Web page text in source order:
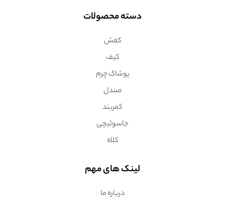
دسته محصولات
کفش
کیف
پوشاک چرم
صندل
کمربند
جاسوئیچی
کلاه
لینک های مهم
درباره ما